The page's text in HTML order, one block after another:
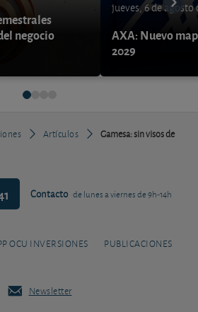
negocio
jueves, 6 de agosto
AXA: Nuevo
2029
Artículos
Gamesa: sin visos de
Contacto de lunes a viernes de 9h-14h
OCU INVERSIONES PUBLICACIONES
Newsletter